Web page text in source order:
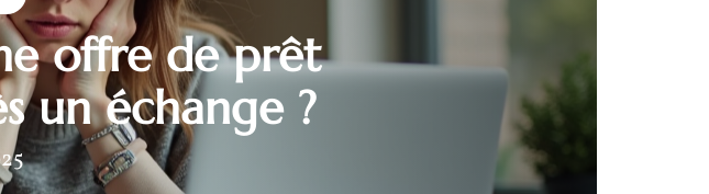
offre de prêt
un échange ?